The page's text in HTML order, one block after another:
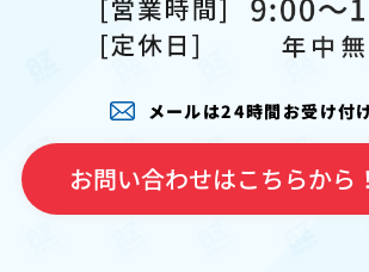
メールは24時間お受け付
お問い合わせはこちらから！